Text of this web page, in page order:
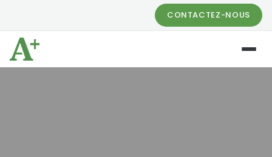
CONTACTEZ-NOUS